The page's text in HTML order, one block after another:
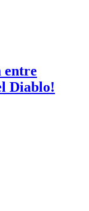
entre
Diablo!